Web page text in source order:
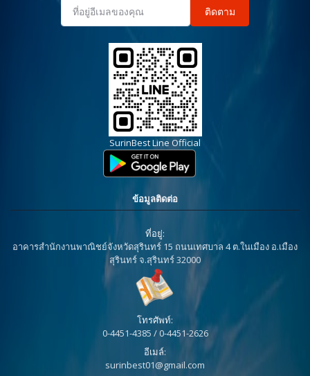
ติดตาม
SurinBest Line Official
ข้อมูลติดต่อ
ที่อยู่:
อาคารสำนักงานพาณิชย์จังหวัดสุรินทร์ 15 ถนนเทศบาล 4 ต.ในเมือง อ.เมือง
สุรินทร์ จ.สุรินทร์ 32000
โทรศัพท์:
0-4451-4385 / 0-4451-2626
อีเมล์:
surinbest01@gmail.com